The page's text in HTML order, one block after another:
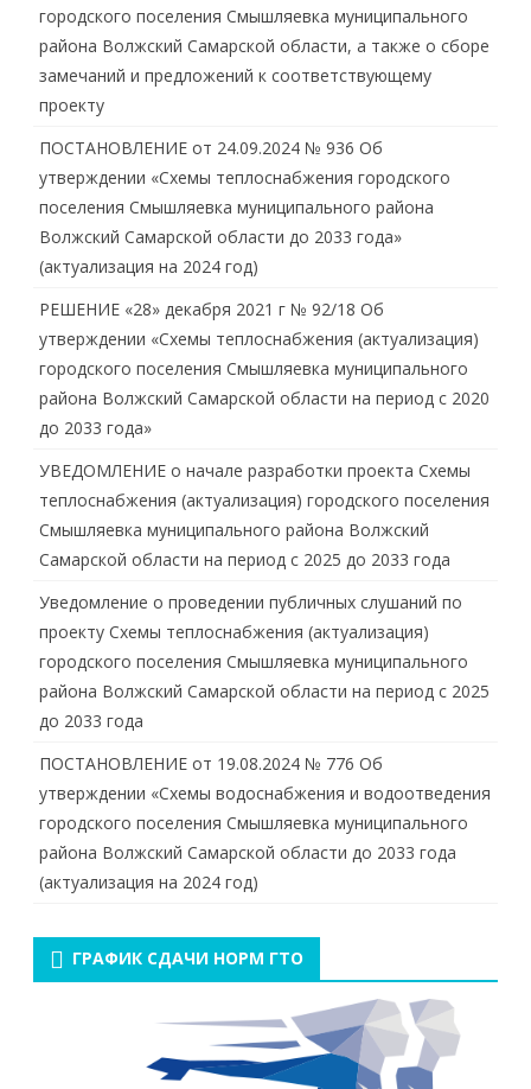
городского поселения Смышляевка муниципального
района Волжский Самарской области, а также о сборе
замечаний и предложений к соответствующему
проекту
ПОСТАНОВЛЕНИЕ от 24.09.2024 № 936 Об
утверждении «Схемы теплоснабжения городского
поселения Смышляевка муниципального района
Волжский Самарской области до 2033 года»
(актуализация на 2024 год)
РЕШЕНИЕ «28» декабря 2021 г № 92/18 Об
утверждении «Схемы теплоснабжения (актуализация)
городского поселения Смышляевка муниципального
района Волжский Самарской области на период с 2020
до 2033 года»
УВЕДОМЛЕНИЕ о начале разработки проекта Схемы
теплоснабжения (актуализация) городского поселения
Смышляевка муниципального района Волжский
Самарской области на период с 2025 до 2033 года
Уведомление о проведении публичных слушаний по
проекту Схемы теплоснабжения (актуализация)
городского поселения Смышляевка муниципального
района Волжский Самарской области на период с 2025
до 2033 года
ПОСТАНОВЛЕНИЕ от 19.08.2024 № 776 Об
утверждении «Схемы водоснабжения и водоотведения
городского поселения Смышляевка муниципального
района Волжский Самарской области до 2033 года
(актуализация на 2024 год)
ГРАФИК СДАЧИ НОРМ ГТО